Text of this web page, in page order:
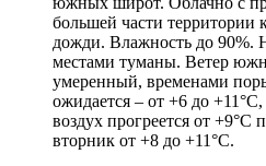
большей части территории
дожди. Влажность до 90%.
местами туманы. Ветер
умеренный, временами
ожидается – от +6 до
воздух прогреется от +9°C
вторник от +8 до +11°C.